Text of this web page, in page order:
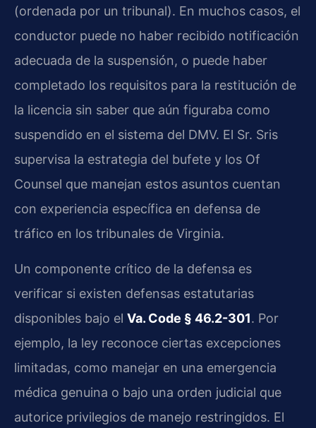
(ordenada por un tribunal). En muchos casos, el
conductor puede no haber recibido notificación
adecuada de la suspensión, o puede haber
completado los requisitos para la restitución de
la licencia sin saber que aún figuraba como
suspendido en el sistema del DMV. El Sr. Sris
supervisa la estrategia del bufete y los Of
Counsel que manejan estos asuntos cuentan
con experiencia específica en defensa de
tráfico en los tribunales de Virginia.
Un componente crítico de la defensa es
verificar si existen defensas estatutarias
disponibles bajo el Va. Code § 46.2-301. Por
ejemplo, la ley reconoce ciertas excepciones
limitadas, como manejar en una emergencia
médica genuina o bajo una orden judicial que
autorice privilegios de manejo restringidos. El